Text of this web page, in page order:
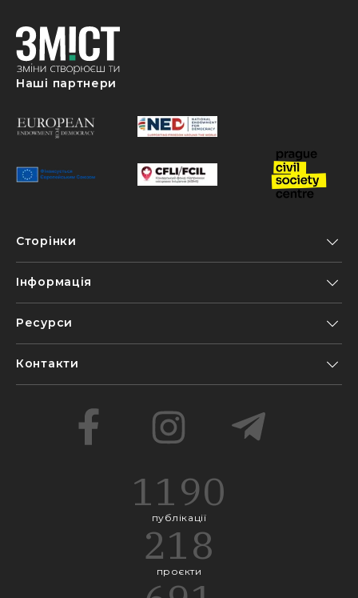
Наші партнери
Сторінки
Інформація
Ресурси
Контакти
1190
публікації
218
проєкти